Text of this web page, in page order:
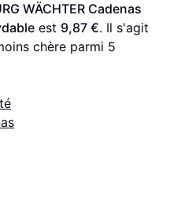
WÄCHTER Cadenas
est 9,87 €. Il s'agit
chère parmi 5